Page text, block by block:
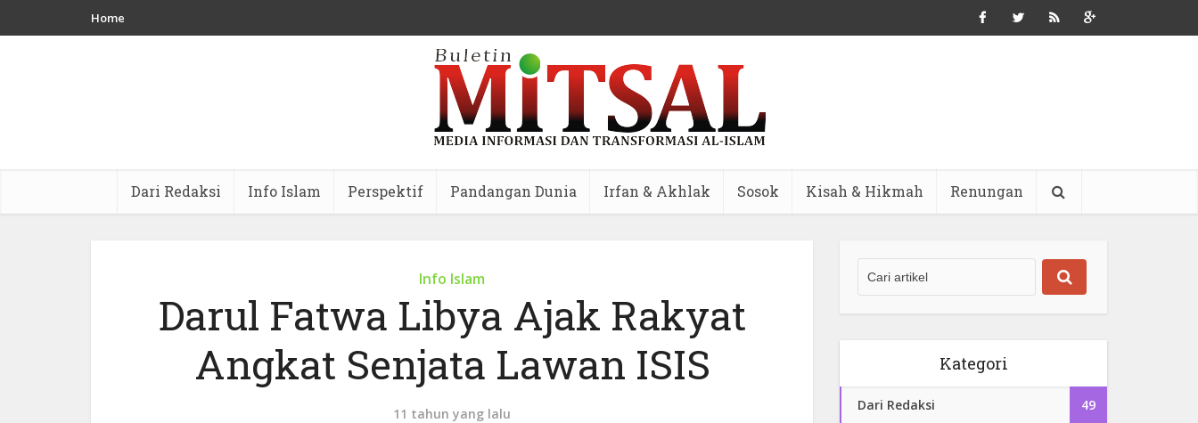
Home
Dari Redaksi Info Islam Perspektif Pandangan Dunia Irfan & Akhlak Sosok Kisah & Hikmah Renungan
Info Islam
Darul Fatwa Libya Ajak Rakyat
Angkat Senjata Lawan ISIS
11 tahun yang lalu
Kategori
Dari Redaksi 49